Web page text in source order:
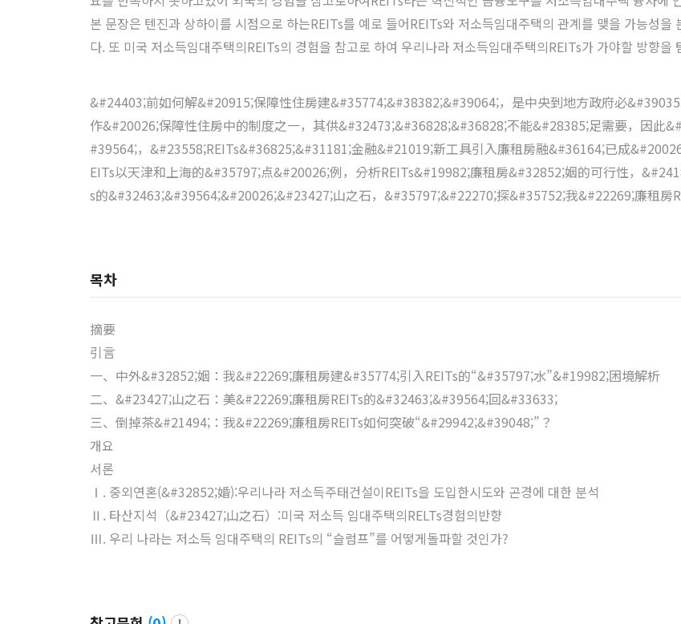
본 문장은 텐진과 상하이를 시점으로 하는REITs를 예로 들어REITs와 저소득임대주택의 관계를 맺을 가능성
다. 또 미국 저소득임대주택의REITs의 경험을 참고로 하여 우리나라 저소득임대주택의REITs가 가야할 방향을
&#24403;前如何解&#20915;保障性住房建&#35774;&#38382;&#39064;，是中央到地方政府必
作&#20026;保障性住房中的制度之一，其供&#32473;&#36828;&#36828;不能&#28385;足需要，因此
#39564;，&#23558;REITs&#36825;&#31181;金融&#21019;新工具引入廉租房融&#36164;已成
EITs以天津和上海的&#35797;点&#20026;例，分析REITs&#19982;廉租房&#32852;姻的可行性，
s的&#32463;&#39564;&#20026;&#23427;山之石，&#35797;&#22270;探&#35752;我&#22269;廉租房
목차
摘要
引言
一、中外&#32852;姻：我&#22269;廉租房建&#35774;引入REITs的“&#35797;水”&#19982;困境解析
二、&#23427;山之石：美&#22269;廉租房REITs的&#32463;&#39564;回&#33633;
三、倒掉茶&#21494;：我&#22269;廉租房REITs如何突破“&#29942;&#39048;”？
개요
서론
Ⅰ. 중외연혼(&#32852;婚):우리나라 저소득주태건설이REITs을 도입한시도와 곤경에 대한 분석
Ⅱ. 타산지석（&#23427;山之石）:미국 저소득 임대주택의RELTs경험의반향
Ⅲ. 우리 나라는 저소득 임대주택의 REITs의 “슬럼프”를 어떻게돌파할 것인가?